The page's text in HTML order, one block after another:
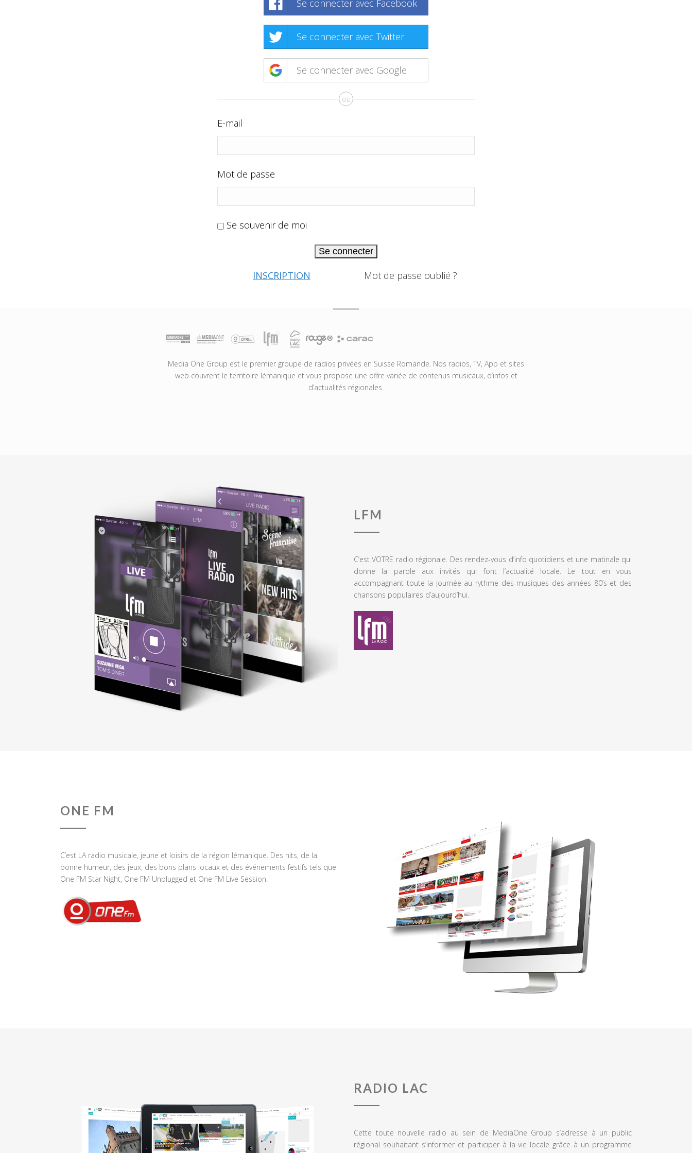
Se connecter avec Facebook
Se connecter avec Twitter
Se connecter avec Google
ou
E-mail
Mot de passe
Se souvenir de moi
Se connecter
INSCRIPTION Mot de passe oublié ?
Media One Group est le premier groupe de radios privées en Suisse Romande. Nos radios, TV, App et sites
web couvrent le territoire lémanique et vous propose une offre variée de contenus musicaux, d’infos et
d’actualités régionales.
LFM
C’est VOTRE radio régionale. Des rendez-vous d’info quotidiens et une matinale qui
donne la parole aux invités qui font l’actualité locale. Le tout en vous
accompagnant toute la journée au rythme des musiques des années 80’s et des
chansons populaires d’aujourd’hui.
ONE FM
C’est LA radio musicale, jeune et loisirs de la région lémanique. Des hits, de la
bonne humeur, des jeux, des bons plans locaux et des événements festifs tels que
One FM Star Night, One FM Unplugged et One FM Live Session.
RADIO LAC
Cette toute nouvelle radio au sein de MediaOne Group s’adresse à un public
régional souhaitant s’informer et participer à la vie locale grâce à un programme